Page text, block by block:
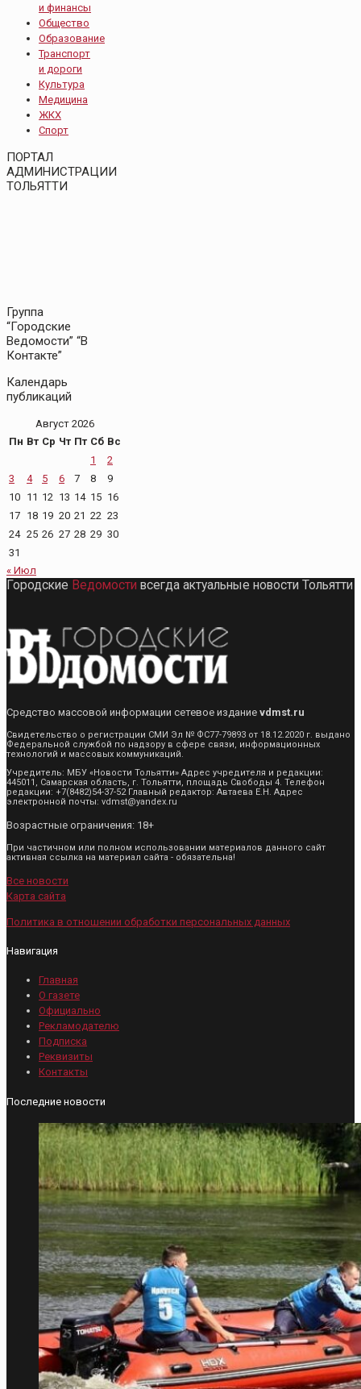
и финансы
Общество
Образование
Транспорт
и дороги
Культура
Медицина
ЖКХ
Спорт
ПОРТАЛ
АДМИНИСТРАЦИИ
ТОЛЬЯТТИ
Группа
“Городские
Ведомости” “В
Контакте”
Календарь
публикаций
Август 2026
Пн Вт Ср Чт Пт Сб Вс
1
2
3
4 5 6 7 8
9
10 11 12 13 14 15 16
17 18 19 20 21 22 23
24 25 26 27 28 29 30
31
« Июл
Городские Ведомости всегда актуальные новости Тольятти
Средство массовой информации сетевое издание vdmst.ru
Свидетельство о регистрации СМИ Эл № ФС77-79893 от 18.12.2020 г. выдано
Федеральной службой по надзору в сфере связи, информационных
технологий и массовых коммуникаций.
Учредитель: МБУ «Новости Тольятти» Адрес учредителя и редакции:
445011, Самарская область, г. Тольятти, площадь Свободы 4. Телефон
редакции: +7(8482)54-37-52 Главный редактор: Автаева Е.Н. Адрес
электронной почты: vdmst@yandex.ru
Возрастные ограничения: 18+
При частичном или полном использовании материалов данного сайт
активная ссылка на материал сайта - обязательна!
Все новости
Карта сайта
Политика в отношении обработки персональных данных
Навигация
Главная
О газете
Официально
Рекламодателю
Подписка
Реквизиты
Контакты
Последние новости